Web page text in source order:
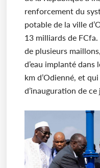
renforcement du
potable de la ville
13 milliards de FCfa.
de plusieurs
d’eau implanté dans
km d’Odienné, et
d’inauguration de ce